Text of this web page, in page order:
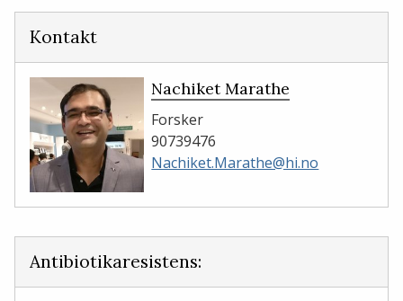
Kontakt
Nachiket Marathe
Forsker
90739476
Nachiket.Marathe@hi.no
Antibiotikaresistens: